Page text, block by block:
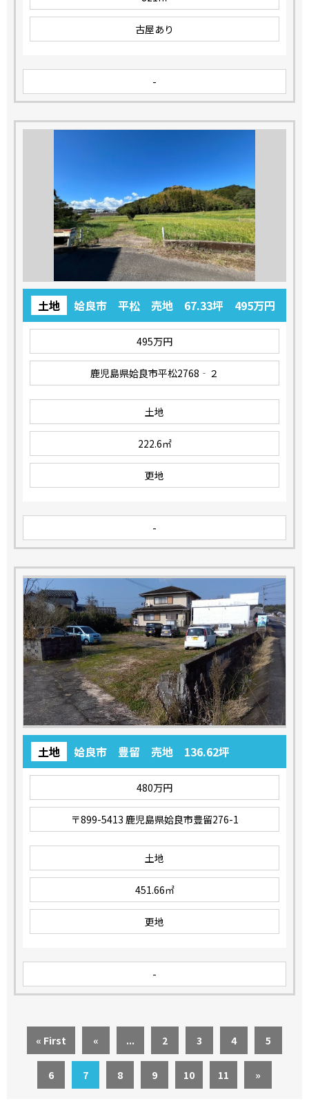
古屋あり
-
土地 姶良市 平松 売地 67.33坪 495万円
495万円
鹿児島県姶良市平松2768‐２
土地
222.6㎡
更地
-
土地 姶良市 豊留 売地 136.62坪
480万円
〒899-5413 鹿児島県姶良市豊留276-1
土地
451.66㎡
更地
-
« First « ... 2 3 4 5
6 7 8 9 10 11 »